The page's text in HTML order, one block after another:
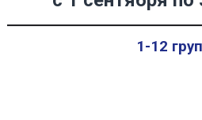
1-12